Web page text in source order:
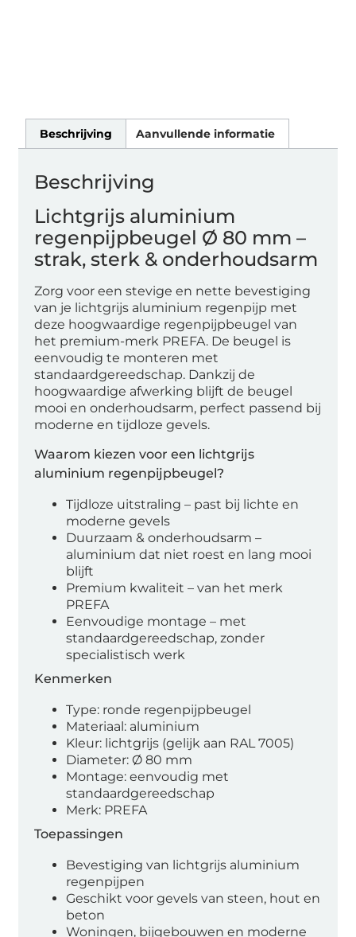
Beschrijving Aanvullende informatie
Beschrijving
Lichtgrijs aluminium
regenpijpbeugel Ø 80 mm –
strak, sterk & onderhoudsarm
Zorg voor een stevige en nette bevestiging
van je lichtgrijs aluminium regenpijp met
deze hoogwaardige regenpijpbeugel van
het premium-merk PREFA. De beugel is
eenvoudig te monteren met
standaardgereedschap. Dankzij de
hoogwaardige afwerking blijft de beugel
mooi en onderhoudsarm, perfect passend bij
moderne en tijdloze gevels.
Waarom kiezen voor een lichtgrijs
aluminium regenpijpbeugel?
Tijdloze uitstraling – past bij lichte en
moderne gevels
Duurzaam & onderhoudsarm –
aluminium dat niet roest en lang mooi
blijft
Premium kwaliteit – van het merk
PREFA
Eenvoudige montage – met
standaardgereedschap, zonder
specialistisch werk
Kenmerken
Type: ronde regenpijpbeugel
Materiaal: aluminium
Kleur: lichtgrijs (gelijk aan RAL 7005)
Diameter: Ø 80 mm
Montage: eenvoudig met
standaardgereedschap
Merk: PREFA
Toepassingen
Bevestiging van lichtgrijs aluminium
regenpijpen
Geschikt voor gevels van steen, hout en
beton
Woningen, bijgebouwen en moderne